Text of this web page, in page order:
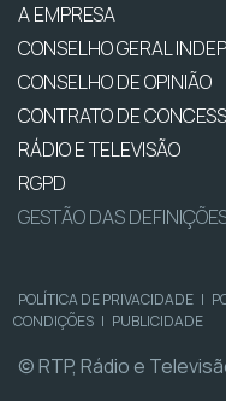
A EMPRESA
CONSELHO GERAL
CONSELHO DE OPINIÃO
CONTRATO DE
RÁDIO E TELEVISÃO
RGPD
GESTÃO DAS
POLÍTICA DE PRIVACIDADE |
CONDIÇÕES | PUBLICIDADE
© RTP, Rádio e